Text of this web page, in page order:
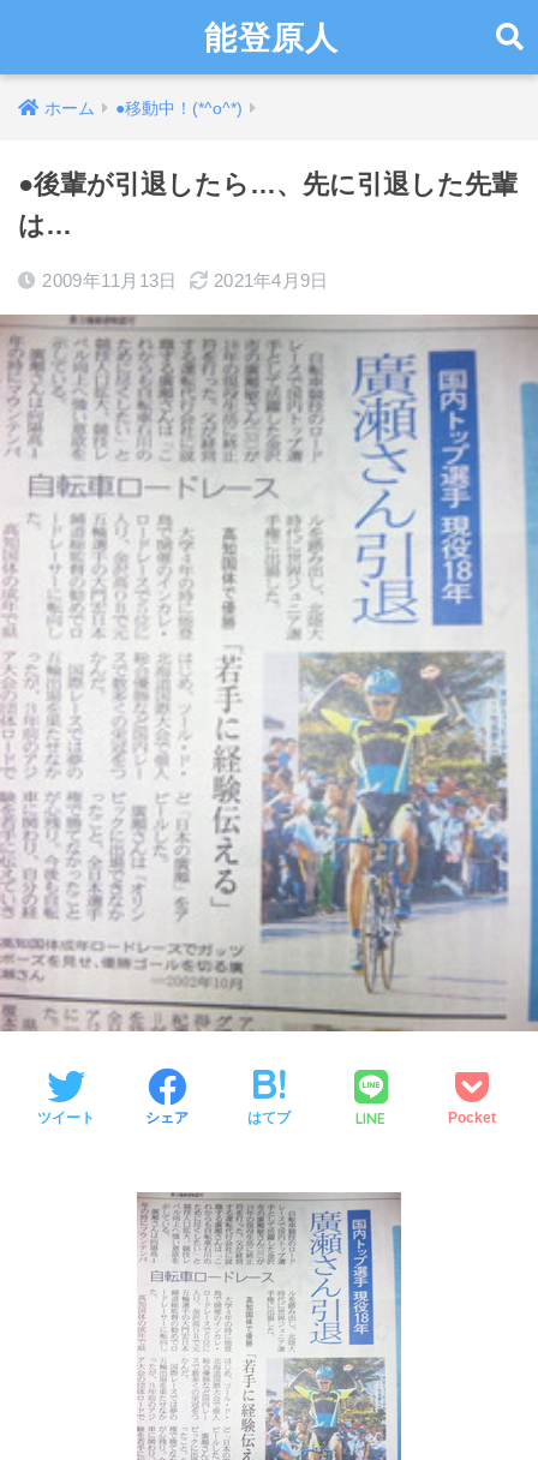
能登原人
ホーム ●移動中！(*^o^*)
●後輩が引退したら…、先に引退した先輩
は…
2009年11月13日 2021年4月9日
ツイート シェア はてブ LINE Pocket